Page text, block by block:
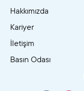
Hakkımızda
Kariyer
İletişim
Basın Odası